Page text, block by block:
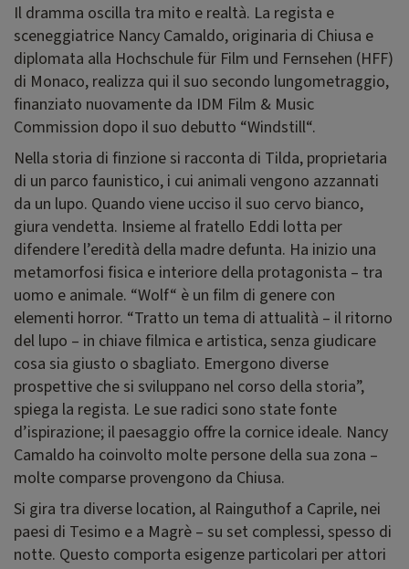
Il dramma oscilla tra mito e realtà. La regista e
sceneggiatrice Nancy Camaldo, originaria di Chiusa e
diplomata alla Hochschule für Film und Fernsehen (HFF)
di Monaco, realizza qui il suo secondo lungometraggio,
finanziato nuovamente da IDM Film & Music
Commission dopo il suo debutto “Windstill“.
Nella storia di finzione si racconta di Tilda, proprietaria
di un parco faunistico, i cui animali vengono azzannati
da un lupo. Quando viene ucciso il suo cervo bianco,
giura vendetta. Insieme al fratello Eddi lotta per
difendere l’eredità della madre defunta. Ha inizio una
metamorfosi fisica e interiore della protagonista – tra
uomo e animale. “Wolf“ è un film di genere con
elementi horror. “Tratto un tema di attualità – il ritorno
del lupo – in chiave filmica e artistica, senza giudicare
cosa sia giusto o sbagliato. Emergono diverse
prospettive che si sviluppano nel corso della storia”,
spiega la regista. Le sue radici sono state fonte
d’ispirazione; il paesaggio offre la cornice ideale. Nancy
Camaldo ha coinvolto molte persone della sua zona –
molte comparse provengono da Chiusa.
Si gira tra diverse location, al Rainguthof a Caprile, nei
paesi di Tesimo e a Magrè – su set complessi, spesso di
notte. Questo comporta esigenze particolari per attori